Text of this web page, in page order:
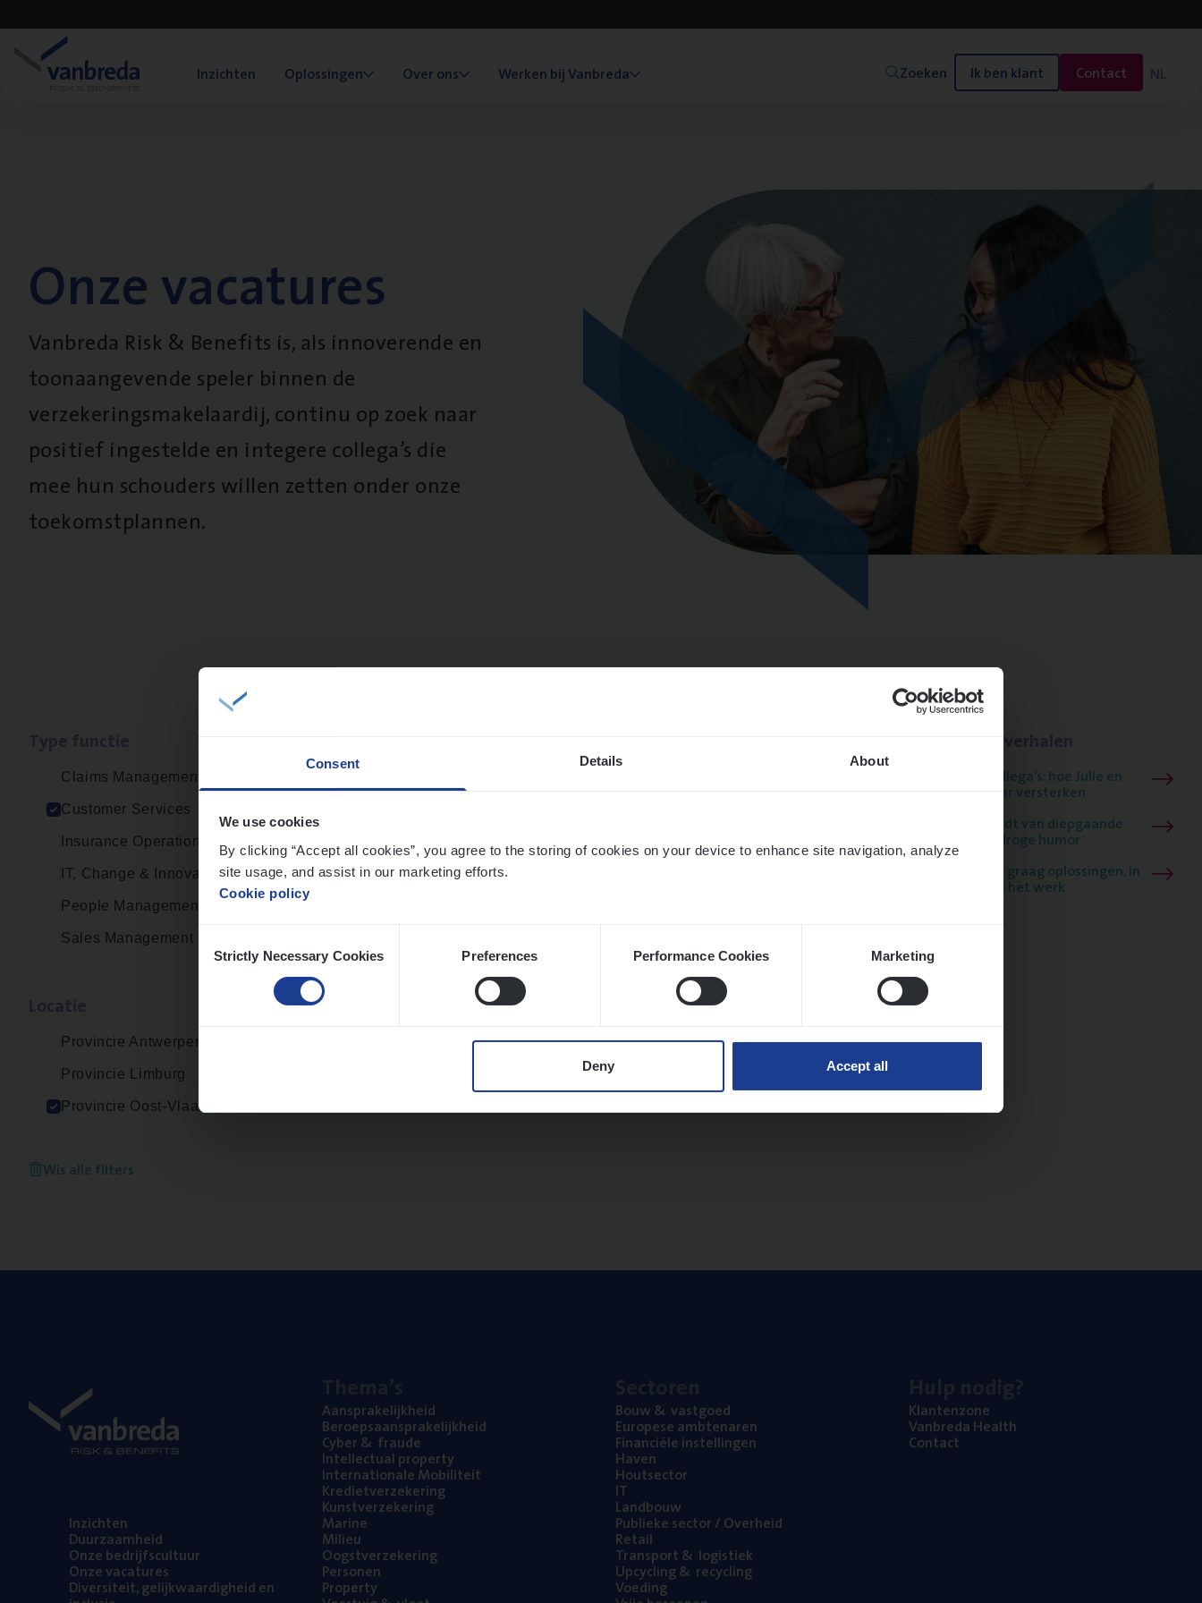
Consent Details About
We use cookies
By clicking “Accept all cookies”, you agree to the storing of cookies on your device to enhance site navigation, analyze
site usage, and assist in our marketing efforts.
Cookie policy
Selection
Strictly Necessary Cookies Preferences Performance Cookies Marketing
Deny Accept all
Inzichten Oplossingen Over ons Werken bij Vanbreda Zoeken Ik ben klant Contact NL
Onze vacatures
Vanbreda Risk & Benefits is, als innoverende en
toonaangevende speler binnen de
verzekeringsmakelaardij, continu op zoek naar
positief ingestelde en integere collega’s die
mee hun schouders willen zetten onder onze
toekomstplannen.
Claims Management
Customer Services
Insurance Operations
IT, Change & Innovation
People Management
Sales Management
Provincie Antwerpen
Provincie Limburg
Provincie Oost-Vlaanderen
Wis alle filters
Meer dan collega’s: hoe Julie en
Aurélie elkaar versterken
Mathias houdt van diepgaande
dossiers én droge humor
Thalia zoekt graag oplossingen, in
games én op het werk
Inzich­ten
Duur­zaam­heid
Onze bedrijfs­cul­tuur
Onze vaca­tu­res
Diver­si­teit, gelijk­waar­dig­heid en
Aan­spra­ke­lijk­heid
Beroeps­aan­spra­ke­lijk­heid
Cyber& fraude
Intel­lec­tu­al property
Inter­na­ti­o­na­le Mobiliteit
Kre­diet­ver­ze­ke­ring
Kunst­ver­ze­ke­ring
Mari­ne
Mili­eu
Oogst­ver­ze­ke­ring
Per­so­nen
Pro­per­ty
Bouw& vastgoed
Euro­pe­se ambtenaren
Finan­ci­ë­le instellingen
Haven
Hout­sec­tor
IT
Land­bouw
Publie­ke sec­tor / Overheid
Retail
Trans­port& logistiek
Upcy­cling& recycling
Voe­ding
Klan­ten­zo­ne
Van­b­re­da Health
Con­tact